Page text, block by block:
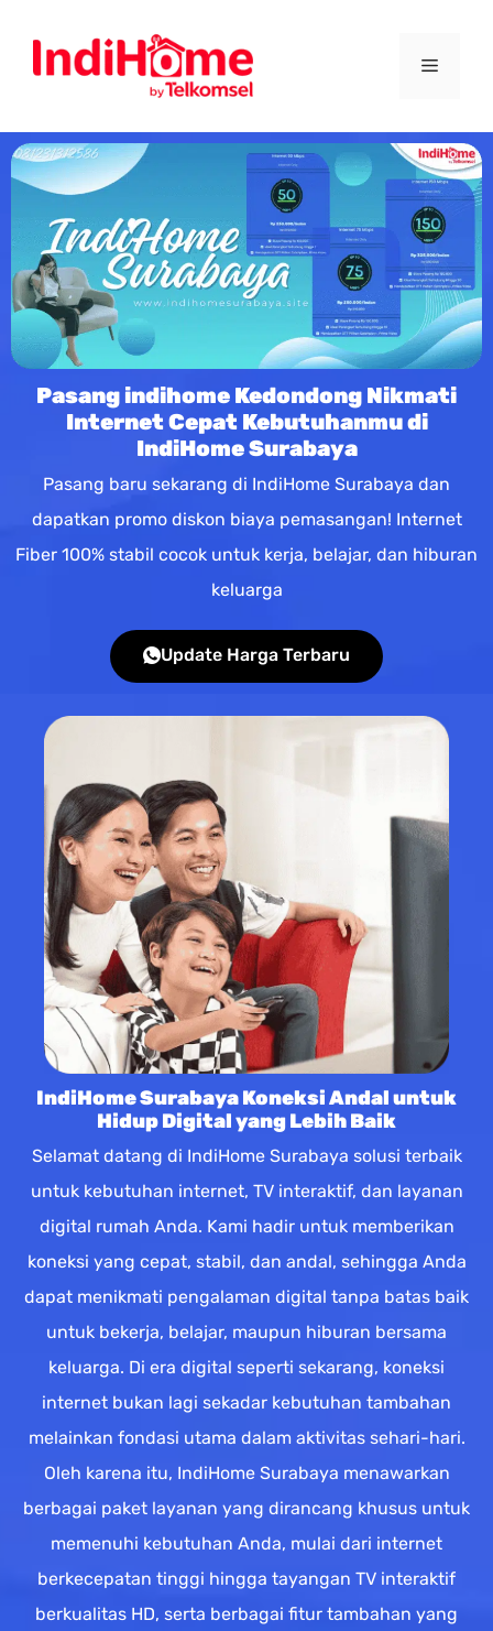
Pasang indihome Kedondong Nikmati
Internet Cepat Kebutuhanmu di
IndiHome Surabaya
Pasang baru sekarang di IndiHome Surabaya dan
dapatkan promo diskon biaya pemasangan! Internet
Fiber 100% stabil cocok untuk kerja, belajar, dan hiburan
keluarga
Update Harga Terbaru
IndiHome Surabaya Koneksi Andal untuk
Hidup Digital yang Lebih Baik
Selamat datang di IndiHome Surabaya solusi terbaik
untuk kebutuhan internet, TV interaktif, dan layanan
digital rumah Anda. Kami hadir untuk memberikan
koneksi yang cepat, stabil, dan andal, sehingga Anda
dapat menikmati pengalaman digital tanpa batas baik
untuk bekerja, belajar, maupun hiburan bersama
keluarga. Di era digital seperti sekarang, koneksi
internet bukan lagi sekadar kebutuhan tambahan
melainkan fondasi utama dalam aktivitas sehari-hari.
Oleh karena itu, IndiHome Surabaya menawarkan
berbagai paket layanan yang dirancang khusus untuk
memenuhi kebutuhan Anda, mulai dari internet
berkecepatan tinggi hingga tayangan TV interaktif
berkualitas HD, serta berbagai fitur tambahan yang